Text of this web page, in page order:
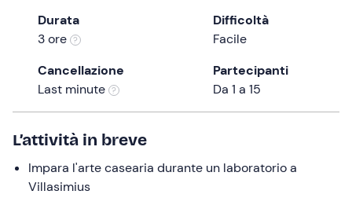
question
get
the
keyboard
shortcuts
Durata
3 ore
Difficoltà
Facile
Cancellazione
Last minute
Partecipanti
Da 1 a 15
L’attività in breve
Impara l'arte casearia durante un laboratorio a
Villasimius